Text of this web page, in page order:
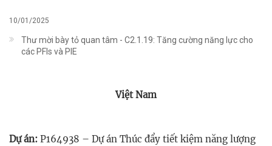
10/01/2025
Thư mời bày tỏ quan tâm - C2.1.19: Tăng cường năng lực cho
các PFIs và PIE
Việt Nam
Dự án: P164938 – Dự án Thúc đẩy tiết kiệm năng lượng